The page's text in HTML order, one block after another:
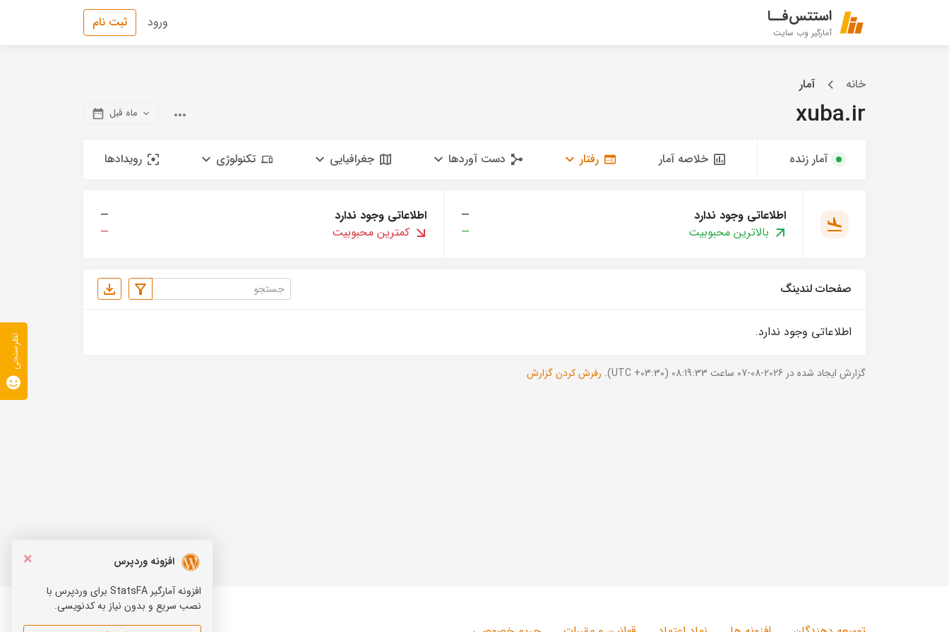
استتس‌فــا
آمارگیر وب سایت
ورود ثبت نام
خانه آمار
xuba.ir ماه قبل
آمار زنده خلاصه آمار رفتار دست آوردها جغرافیایی تکنولوژی رویدادها
اطلاعاتی وجود ندارد
—
بالاترین محبوبیت
—
اطلاعاتی وجود ندارد
—
کمترین محبوبیت
—
صفحات لندینگ
اطلاعاتی وجود ندارد.
گزارش ایجاد شده در 2026-08-07 ساعت 08:19:33 (UTC +03:30). رفرش کردن گزارش
×
افزونه وردپرس
افزونه آمارگیر StatsFA برای وردپرس با
نصب سریع و بدون نیاز به کدنویسی.
نظرسنجی